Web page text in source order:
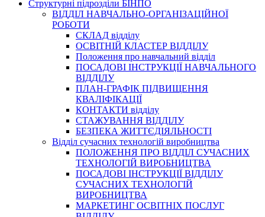
Структурні підрозділи БІНПО
ВІДДІЛ НАВЧАЛЬНО-ОРГАНІЗАЦІЙНОЇ
РОБОТИ
СКЛАД відділу
ОСВІТНІЙ КЛАСТЕР ВІДДІЛУ
Положення про навчальний вiддiл
ПОСАДОВІ ІНСТРУКЦІЇ НАВЧАЛЬНОГО
ВІДДІЛУ
ПЛАН-ГРАФІК ПІДВИЩЕННЯ
КВАЛІФІКАЦІЇ
КОНТАКТИ відділу
СТАЖУВАННЯ ВІДДІЛУ
БЕЗПЕКА ЖИТТЄДІЯЛЬНОСТІ
Відділ сучасних технологій виробництва
ПОЛОЖЕННЯ ПРО ВІДДІЛ СУЧАСНИХ
ТЕХНОЛОГІЙ ВИРОБНИЦТВА
ПОСАДОВІ ІНСТРУКЦІЇ ВІДДІЛУ
СУЧАСНИХ ТЕХНОЛОГІЙ
ВИРОБНИЦТВА
МАРКЕТИНГ ОСВІТНІХ ПОСЛУГ